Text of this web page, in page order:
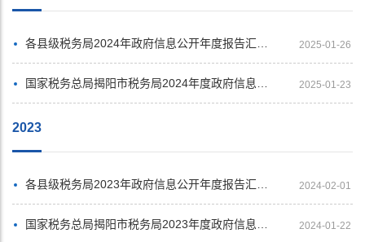
各县级税务局2024年政府信息公开年度报告汇总展示 2025-01-26
国家税务总局揭阳市税务局2024年度政府信息公开工作年度报告 2025-01-23
2023
各县级税务局2023年政府信息公开年度报告汇总展示 2024-02-01
国家税务总局揭阳市税务局2023年度政府信息公开工作年度报告 2024-01-22